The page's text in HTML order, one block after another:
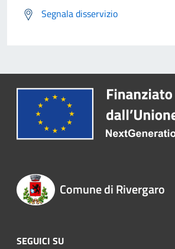
Segnala disservizio
Comune di Rivergaro
SEGUICI SU